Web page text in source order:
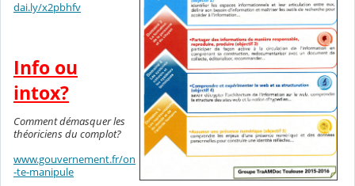
dai.ly/x2pbhfv
Info ou
intox?
Comment démasquer les
théoriciens du complot?
www.gouvernement.fr/on
-te-manipule